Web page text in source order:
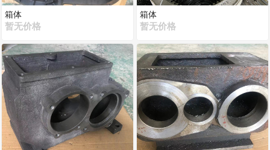
齿条
对外机械加工
箱体
暂无价格
箱体
暂无价格